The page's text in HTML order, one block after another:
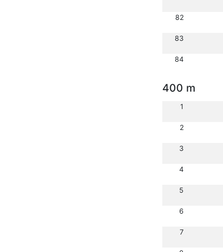
82
83
84
400 m
1
2
3
4
5
6
7